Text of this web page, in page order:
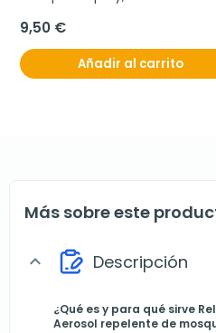
9,50 €
Añadir al carrito
Más sobre este
expand_more Descripción
¿Qué es y para qué sirve
Aerosol repelente de